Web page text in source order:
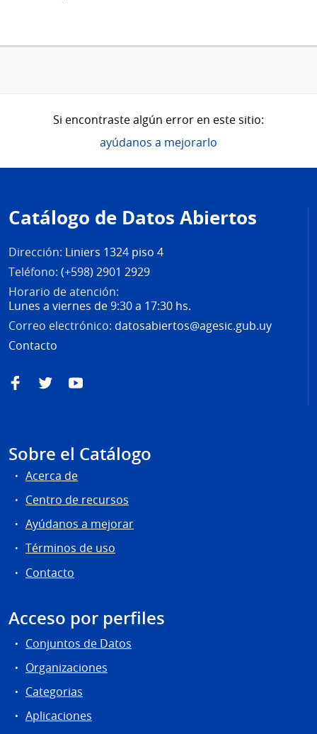
Si encontraste algún error en este sitio:
ayúdanos a mejorarlo
de
página
Catálogo de Datos Abiertos
Dirección: Liniers 1324 piso 4
Teléfono: (+598) 2901 2929
Horario de atención:
Lunes a viernes de 9:30 a 17:30 hs.
Correo electrónico: datosabiertos@agesic.gub.uy
Contacto
FacebookTwitterYouTube
Sobre el Catálogo
Acerca de
Centro de recursos
Ayúdanos a mejorar
Términos de uso
Contacto
Acceso por perfiles
Conjuntos de Datos
Organizaciones
Categorias
Aplicaciones